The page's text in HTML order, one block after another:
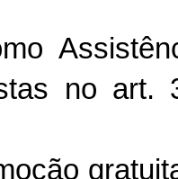
no art.
gratuita